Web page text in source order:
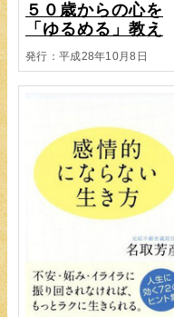
５０歳からの心を
「ゆるめる」教え
発行：平成28年10月8日